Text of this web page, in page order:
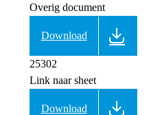
Overig document
Download
25302
Link naar sheet
Download